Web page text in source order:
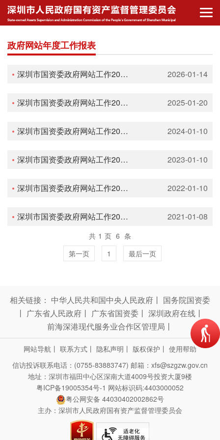
政府网站年度工作报表
深圳市国资委政府网站工作2025年度报表 2026-01-14
深圳市国资委政府网站工作2024年度报表 2025-01-20
深圳市国资委政府网站工作2023年度报表 2024-01-10
深圳市国资委政府网站工作2022年度报表 2023-01-10
深圳市国资委政府网站工作2021年度报表 2022-01-10
深圳市国资委政府网站工作2020年度报表 2021-01-08
共 1 页 6 条
第一页
1 最后一页
相关链接： 中华人民共和国中央人民政府 丨 国务院国资委
丨 广东省人民政府 丨 广东省国资委 丨 深圳政府在线 丨
前海深港现代服务业合作区管理局 丨
网站导航 丨 联系方式 丨 隐私声明 丨 版权保护 丨 使用帮助
信访投诉联系电话：(0755-83883747) 邮箱：xfs@szgzw.gov.cn
地址：深圳市福田中心区深南大道4009号投资大厦9楼
粤ICP备19005354号-1 网站标识码:4403000052
粤公网安备 44030402002862号
主办：深圳市人民政府国有资产监督管理委员会